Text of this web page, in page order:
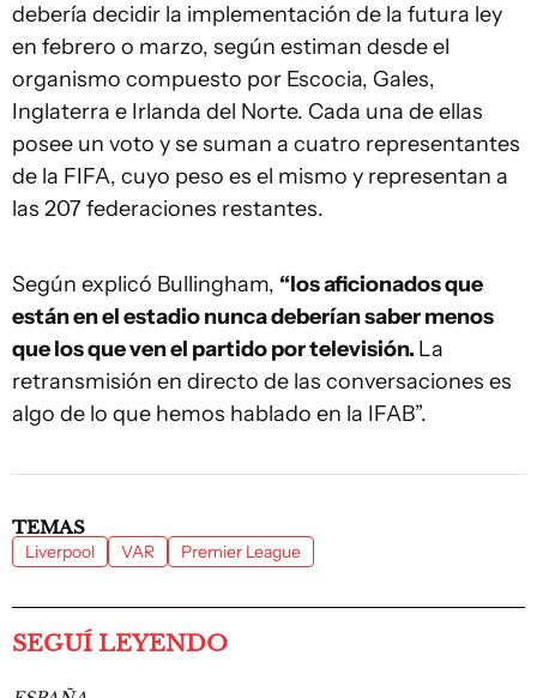
debería decidir la implementación de la futura ley
en febrero o marzo, según estiman desde el
organismo compuesto por Escocia, Gales,
Inglaterra e Irlanda del Norte. Cada una de ellas
posee un voto y se suman a cuatro representantes
de la FIFA, cuyo peso es el mismo y representan a
las 207 federaciones restantes.
Según explicó Bullingham, “los aficionados que
están en el estadio nunca deberían saber menos
que los que ven el partido por televisión. La
retransmisión en directo de las conversaciones es
algo de lo que hemos hablado en la IFAB”.
TEMAS
Liverpool VAR Premier League
SEGUÍ LEYENDO